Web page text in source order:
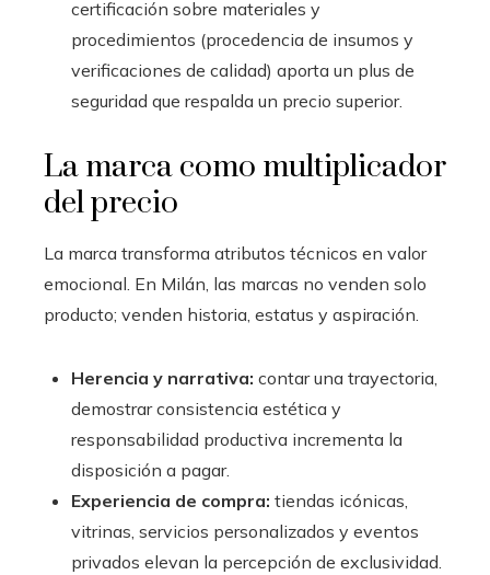
certificación sobre materiales y
procedimientos (procedencia de insumos y
verificaciones de calidad) aporta un plus de
seguridad que respalda un precio superior.
La marca como multiplicador
del precio
La marca transforma atributos técnicos en valor
emocional. En Milán, las marcas no venden solo
producto; venden historia, estatus y aspiración.
Herencia y narrativa: contar una trayectoria,
demostrar consistencia estética y
responsabilidad productiva incrementa la
disposición a pagar.
Experiencia de compra: tiendas icónicas,
vitrinas, servicios personalizados y eventos
privados elevan la percepción de exclusividad.